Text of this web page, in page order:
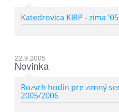
Katedrovica KIRP - zima '05
22.9.2005
Novinka
Rozvrh hodín pre zimný
2005/2006